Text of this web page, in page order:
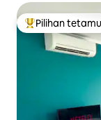
Pilihan utama
Pilihan tetamu